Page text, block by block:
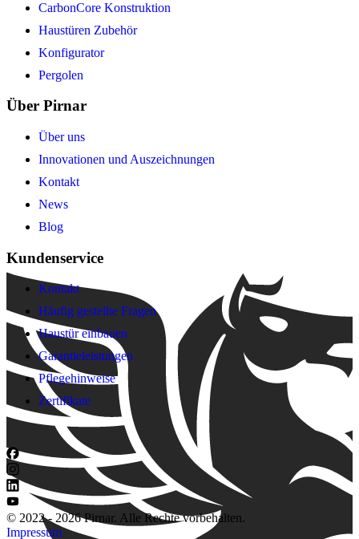
CarbonCore Konstruktion
Haustüren Zubehör
Konfigurator
Pergolen
Über Pirnar
Über uns
Innovationen und Auszeichnungen
Kontakt
News
Blog
Kundenservice
Kontakt
Häufig gestellte Fragen
Haustür einbauen
Garantieleistungen
Pflegehinweise
Zertifikate
© 2022 - 2026 Pirnar. Alle Rechte vorbehalten.
Impressum